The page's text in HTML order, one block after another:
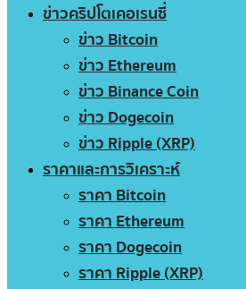
ข่าวคริปโตเคอเรนซี่
ข่าว Bitcoin
ข่าว Ethereum
ข่าว Binance Coin
ข่าว Dogecoin
ข่าว Ripple (XRP)
ราคาและการวิเคราะห์
ราคา Bitcoin
ราคา Ethereum
ราคา Dogecoin
ราคา Ripple (XRP)